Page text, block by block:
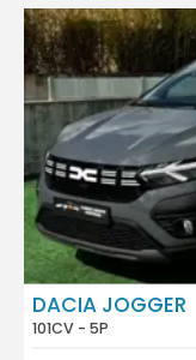
DACIA JOGGER
101CV - 5P